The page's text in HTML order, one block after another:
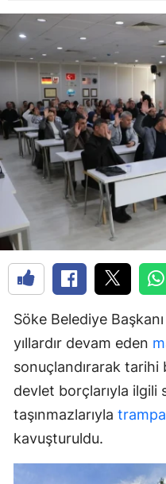
Söke Belediye
yıllardır devam eden
sonuçlandırarak tarihi
devlet borçlarıyla ilgili
taşınmazlarıyla trampa
kavuşturuldu.